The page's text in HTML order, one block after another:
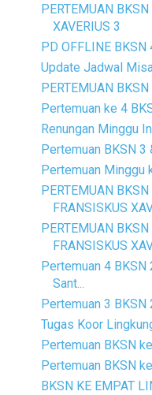
PERTEMUAN
XAVERIUS 3
PD OFFLINE
Update Jadwal
PERTEMUAN
Pertemuan ke 4
Renungan Minggu
Pertemuan BKSN
Pertemuan Minggu
PERTEMUAN
FRANSISKUS
PERTEMUAN
FRANSISKUS
Pertemuan 4
Sant...
Pertemuan 3
Tugas Koor
Pertemuan BKSN
Pertemuan BKSN
BKSN KE EMPAT